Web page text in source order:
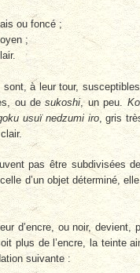
ou foncé ;
;
sont, à leur tour,
ou desukoshi, un peu.
usuï nedzumi iro, gris
pas être subdivisées
d’un objet déterminé,
d’encre, ou noir, devient,
plus de l’encre, la teinte
suivante :